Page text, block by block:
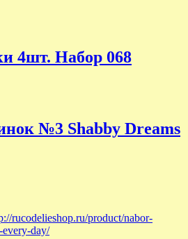
4шт. Набор 068
№3 Shabby Dreams
rucodelieshop.ru/product/nabor-
every-day/